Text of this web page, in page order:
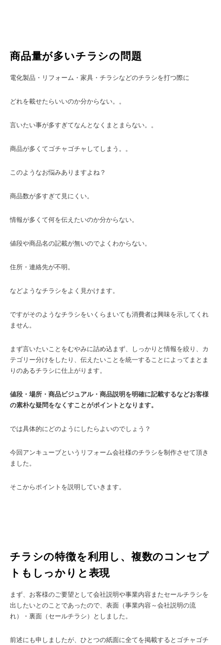
商品量が多いチラシの問題
電化製品・リフォーム・家具・チラシなどのチラシを打つ際に
どれを載せたらいいのか分からない。。
言いたい事が多すぎてなんとなくまとまらない。。
商品が多くてゴチャゴチャしてしまう。。
このようなお悩みありますよね？
商品数が多すぎて見にくい。
情報が多くて何を伝えたいのか分からない。
値段や商品名の記載が無いのでよくわからない。
住所・連絡先が不明。
などようなチラシをよく見かけます。
ですがそのようなチラシをいくらまいても消費者は興味を示してくれ
ません。
まず言いたいことをむやみに詰め込まず、しっかりと情報を絞り、カ
テゴリー分けをしたり、伝えたいことを統一することによってまとま
りのあるチラシに仕上がります。
値段・場所・商品ビジュアル・商品説明を明確に記載するなどお客様
の素朴な疑問をなくすことがポイントとなります。
では具体的にどのようにしたらよいのでしょう？
今回アンキューブというリフォーム会社様のチラシを制作させて頂き
ました。
そこからポイントを説明していきます。
チラシの特徴を利用し、複数のコンセプ
トもしっかりと表現
まず、お客様のご要望として会社説明や事業内容またセールチラシを
出したいとのことであったので、表面（事業内容～会社説明の流
れ）・裏面（セールチラシ）としました。
前述にも申しましたが、ひとつの紙面に全てを掲載するとゴチャゴチ